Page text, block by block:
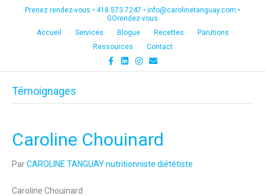
Prenez rendez-vous • 418.573.7247 • info@carolinetanguay.com •
GOrendez-vous
Accueil
Services Blogue Recettes
Parutions
Ressources
Contact
c
n
s
E
m
a
Témoignages
Caroline Chouinard
ParCAROLINE TANGUAY nutritionniste diététiste
Caroline Chouinard